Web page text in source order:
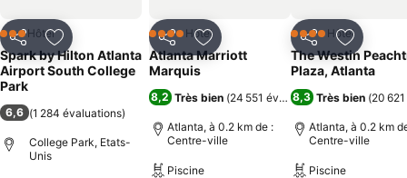
PartagerAjouter à mes favoris
3 ÉtoilesHôtel
Spark by Hilton Atlanta
Airport South College
Park
6,6 (1 284 évaluations)
College Park, Etats-
Unis
PartagerAjouter à mes favoris
4 ÉtoilesHôtel
Atlanta Marriott
Marquis
8,2 Très bien (24 551 évaluations)
Atlanta, à 0.2 km de :
Centre-ville
Piscine
PartagerAjouter
4 ÉtoilesHôtel
The Westin
Plaza, Atlanta
8,3 Très bien (20
Atlanta, à 0.2 km
Centre-ville
Piscine